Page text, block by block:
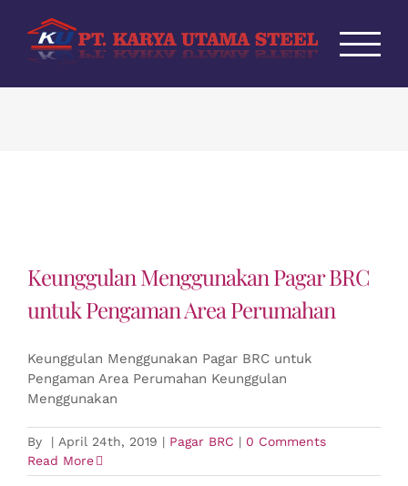
content
Keunggulan Menggunakan Pagar BRC
untuk Pengaman Area Perumahan
Keunggulan Menggunakan Pagar BRC untuk
Pengaman Area Perumahan Keunggulan
Menggunakan
By | April 24th, 2019 | Pagar BRC | 0 Comments
Read More